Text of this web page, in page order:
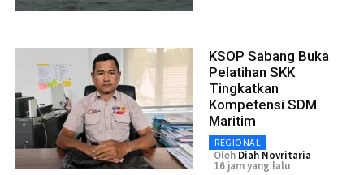
KSOP Sabang Buka
Pelatihan SKK
Tingkatkan
Kompetensi SDM
Maritim
REGIONAL
Oleh Diah Novritaria
16 jam yang lalu